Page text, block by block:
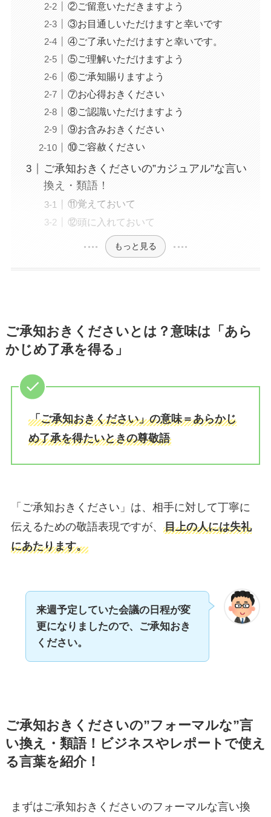
②ご留意いただきますよう
③お目通しいただけますと幸いです
④ご了承いただけますと幸いです。
⑤ご理解いただけますよう
⑥ご承知賜りますよう
⑦お心得おきください
⑧ご認識いただけますよう
⑨お含みおきください
⑩ご容赦ください
ご承知おきくださいの”カジュアル”な言い
換え・類語！
⑪覚えておいて
⑫頭に入れておいて
もっと見る
ご承知おきくださいとは？意味は「あら
かじめ了承を得る」
「ご承知おきください」の意味＝あらかじ
め了承を得たいときの尊敬語
「ご承知おきください」は、相手に対して丁寧に
伝えるための敬語表現ですが、 目上の人には失礼
にあたります。
来週予定していた会議の日程が変
更になりましたので、ご承知おき
ください。
ご承知おきくださいの”フォーマルな”言
い換え・類語！ビジネスやレポートで使え
る言葉を紹介！
まずはご承知おきくださいのフォーマルな言い換